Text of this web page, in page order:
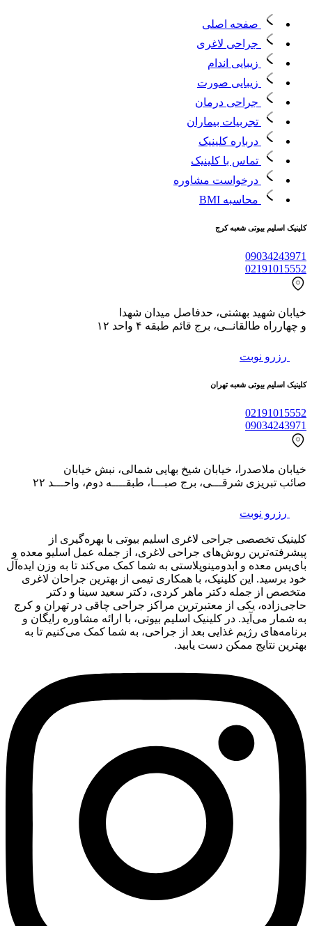
صفحه اصلی
جراحی لاغری
زیبایی اندام
زیبایی صورت
جراحی درمان
تجربیات بیماران
درباره کلینیک
تماس با کلینیک
درخواست مشاوره
محاسبه BMI
کلینیک اسلیم بیوتی شعبه کرج
09034243971
02191015552
خیابان شهید بهشتی، حدفاصل میدان شهدا
و چهارراه طالقانــی، برج قائم طبقه ۴ واحد ۱۲
رزرو نوبت
کلینیک اسلیم بیوتی شعبه تهران
02191015552
09034243971
خیابان ملاصدرا، خیابان شیخ بهایی شمالی، نبش خیابان
صائب تبریزی شرقـــی، برج صبـــا، طبقــــه دوم، واحـــد ۲۲
رزرو نوبت
کلینیک تخصصی جراحی لاغری اسلیم بیوتی با بهره‌گیری از
پیشرفته‌ترین روش‌های جراحی لاغری، از جمله عمل اسلیو معده و
بای‌پس معده و ابدومینوپلاستی به شما کمک می‌کند تا به وزن ایده‌آل
خود برسید. این کلینیک، با همکاری تیمی از بهترین جراحان لاغری
متخصص از جمله دکتر ماهر کردی، دکتر سعید سینا و دکتر
حاجی‌زاده، یکی از معتبرترین مراکز جراحی چاقی در تهران و کرج
به شمار می‌آید. در کلینیک اسلیم بیوتی، با ارائه مشاوره رایگان و
برنامه‌های رژیم غذایی بعد از جراحی، به شما کمک می‌کنیم تا به
بهترین نتایج ممکن دست یابید.